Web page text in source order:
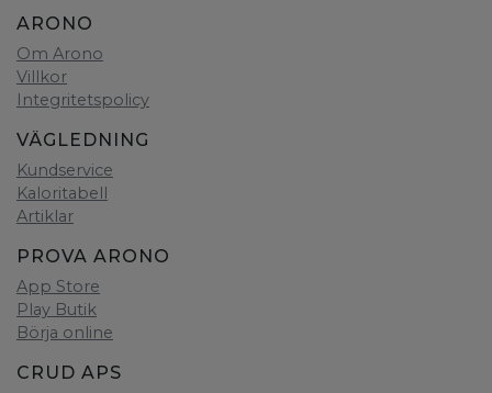
ARONO
Om Arono
Villkor
Integritetspolicy
VÄGLEDNING
Kundservice
Kaloritabell
Artiklar
PROVA ARONO
App Store
Play Butik
Börja online
CRUD APS